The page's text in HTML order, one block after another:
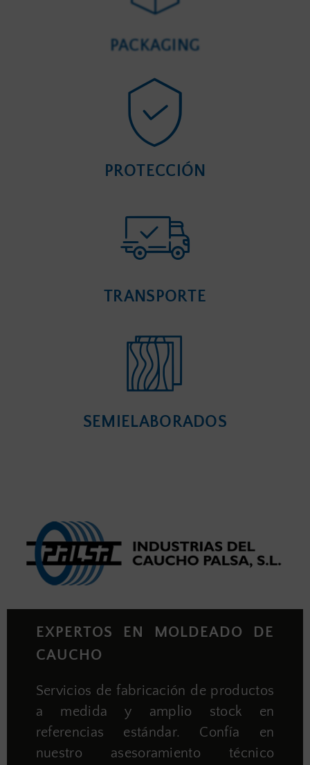
PACKAGING
PROTECCIÓN
TRANSPORTE
SEMIELABORADOS
EXPERTOS EN MOLDEADO DE
CAUCHO
Servicios de fabricación de productos
a medida y amplio stock en
referencias estándar. Confía en
nuestro asesoramiento técnico